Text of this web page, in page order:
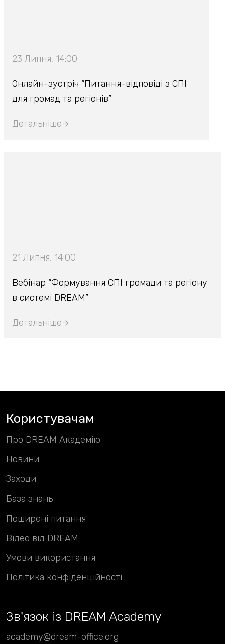
23 Липня, 14:00
Онлайн-зустріч “Питання-відповіді з СПІ
для громад та регіонів”
Детальніше
21 Липня, 14:00
Вебінар “Формування СПІ громади та регіону
в системі DREAM”
Детальніше
Користувачам
Про DREAM Академію
Новини
Умови використання
Політика конфіденційності
Заходи
База знань
Поширені питання
Відео від DREAM
academy@dream-office.org
Зв'язок із DREAM Academy